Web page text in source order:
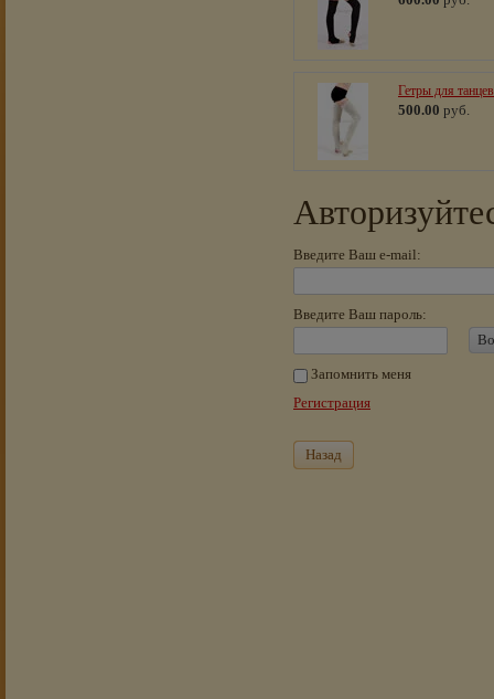
Гетры для танцев
500.00 руб.
Введите Ваш e-mail:
Введите Ваш пароль:
Запомнить меня
Регистрация
Назад